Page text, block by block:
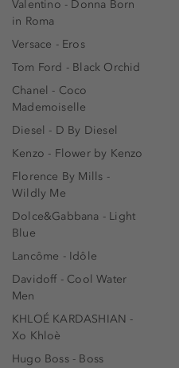
Valentino - Donna Born
in Roma
Versace - Eros
Tom Ford - Black Orchid
Chanel - Coco
Mademoiselle
Diesel - D By Diesel
Kenzo - Flower by Kenzo
Florence By Mills -
Wildly Me
Dolce&Gabbana - Light
Blue
Lancôme - Idôle
Davidoff - Cool Water
Men
KHLOÉ KARDASHIAN -
Xo Khloè
Hugo Boss - Boss